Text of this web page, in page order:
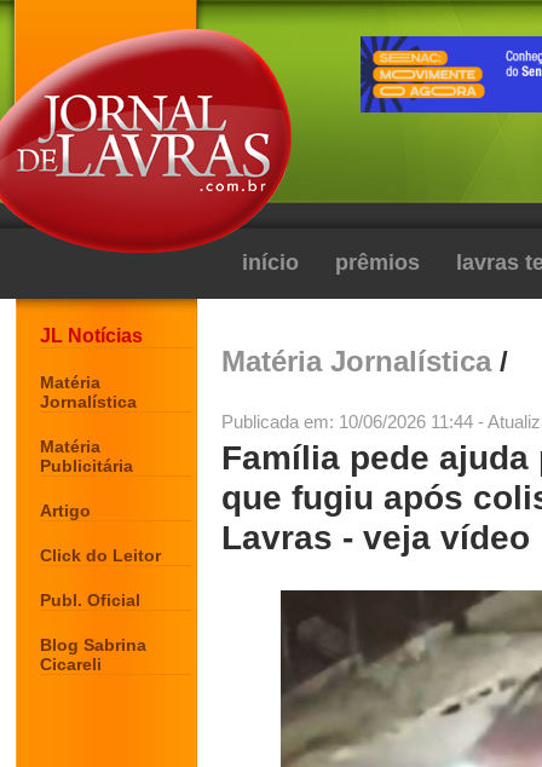
início prêmios lavras
JL Notícias
Matéria
Jornalística
Matéria
Publicitária
Artigo
Click do Leitor
Publ. Oficial
Blog Sabrina
Cicareli
Matéria Jornalística/
Publicada em: 10/06/2026 11:44 -
Família pede
que fugiu após
Lavras - veja vídeo